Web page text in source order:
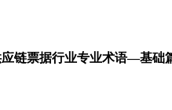
链票据行业专业术语—基础